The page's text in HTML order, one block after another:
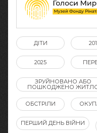
ДІТИ
2025
ЗРУЙНОВАНО АБО
ПОШКОДЖЕНО
ОБСТРІЛИ
ПЕРШИЙ ДЕНЬ ВІЙНИ